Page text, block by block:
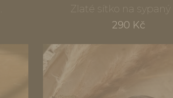
Zlaté sítko na sypaný
290 Kč